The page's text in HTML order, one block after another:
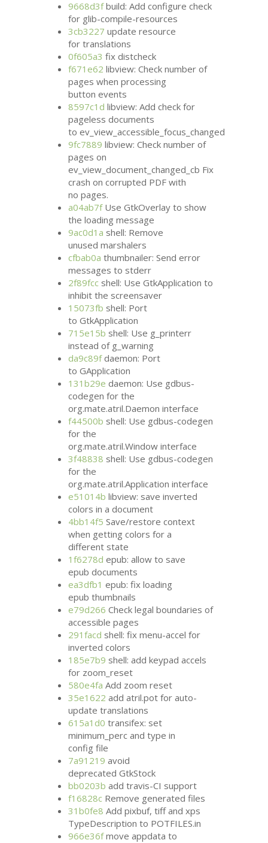
9668d3fbuild: Add configure check
for glib-compile-resources
3cb3227 update resource
for translations
0f605a3 fix distcheck
f671e62 libview: Check number of
pages when processing
button events
8597c1d libview: Add check for
pageless documents
to ev_view_accessible_focus_changed
9fc7889 libview: Check number of
pages on
ev_view_document_changed_cb Fix
crash on corrupted PDF with
no pages.
a04ab7fUse GtkOverlay to show
the loading message
9ac0d1a shell: Remove
unused marshalers
cfbab0a thumbnailer: Send error
messages to stderr
2f89fcc shell: Use GtkApplication to
inhibit the screensaver
15073fb shell: Port
to GtkApplication
715e15b shell: Use g_printerr
instead of g_warning
da9c89fdaemon: Port
to GApplication
131b29e daemon: Use gdbus-
codegen for the
org.mate.atril.Daemon interface
f44500b shell: Use gdbus-codegen
for the
org.mate.atril.Window interface
3f48838 shell: Use gdbus-codegen
for the
org.mate.atril.Application interface
e51014b libview: save inverted
colors in a document
4bb14f5 Save/restore context
when getting colors for a
different state
1f6278d epub: allow to save
epub documents
ea3dfb1 epub: fix loading
epub thumbnails
e79d266 Check legal boundaries of
accessible pages
291facd shell: fix menu-accel for
inverted colors
185e7b9 shell: add keypad accels
for zoom_reset
580e4fa Add zoom reset
35e1622 add atril.pot for auto-
update translations
615a1d0 transifex: set
minimum_perc and type in
config file
7a91219 avoid
deprecated GtkStock
bb0203b add travis-CI support
f16828c Remove generated files
31b0fe8 Add pixbuf, tiff and xps
TypeDescription to POTFILES.in
966e36fmove appdata to